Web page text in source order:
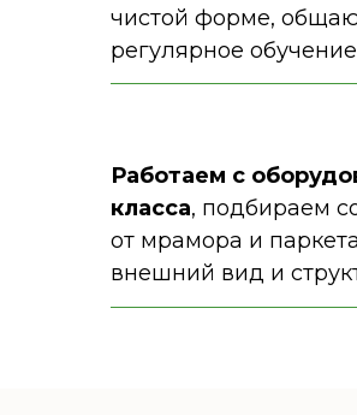
чистой форме,
регулярное
Работаем с
класса, подбираем
от мрамора и
внешний вид и